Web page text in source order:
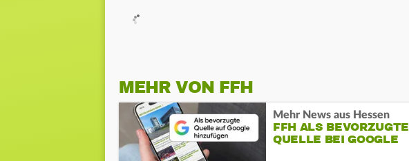
MEHR VON FFH
Mehr News aus Hessen
FFH ALS BEVORZUGTE
QUELLE BEI GOOGLE